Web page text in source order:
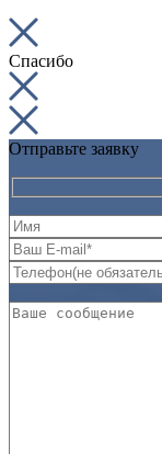
Спасибо
Отправьте заявку